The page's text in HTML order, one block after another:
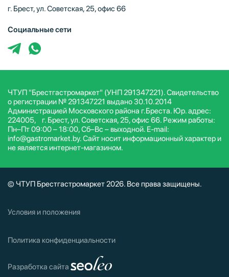
г. Брест, ул. Советская, 25, офис 66
Социальные сети
ЧТУП "Брестгастромаркет" (УНП 291347221). Свидетельство
о регистрации № 291347221 выдано 30.10.2014
Администрацией Московского района г.Бреста. Юр. адрес:
224005, г. Брест, ул. Советская, 25, офис 66. Режим работы:
Пн–Пт 09:00 – 18:00, Сб–Вс – выходной. E-mail:
info@gastromarket.by. Сайт носит информационный характер и
не является интернет-магазином.
© ЧТУП Брестгастромаркет 2026. Все права защищены.
Условия и положения
Политика конфиденциальности
Разработка сайта